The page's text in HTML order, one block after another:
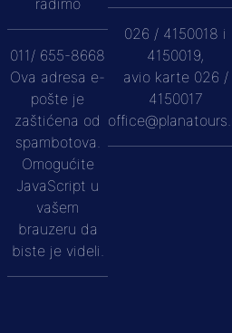
radimo
011/ 655-8668
Ova adresa e-
pošte je
zaštićena od
spambotova.
Omogućite
JavaScript u
vašem
brauzeru da
biste je videli.
026 / 4150018 i
4150019,
avio karte 026 /
4150017